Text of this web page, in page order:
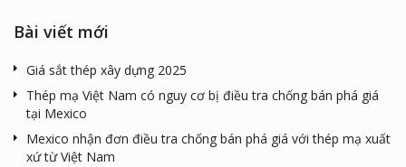
Bài viết mới
Giá sắt thép xây dựng 2025
Thép mạ Việt Nam có nguy cơ bị điều tra chống bán phá giá
tại Mexico
Mexico nhận đơn điều tra chống bán phá giá với thép mạ xuất
xứ từ Việt Nam